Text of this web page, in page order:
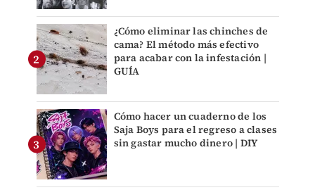
¿Cómo eliminar las chinches de
cama? El método más efectivo
para acabar con la infestación |
GUÍA
Cómo hacer un cuaderno de los
Saja Boys para el regreso a clases
sin gastar mucho dinero | DIY